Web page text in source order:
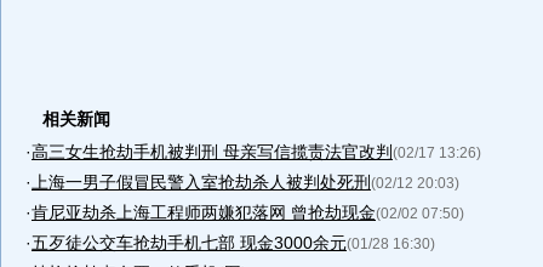
相关新闻
·高三女生抢劫手机被判刑 母亲写信揽责法官改判 (02/17 13:26)
· 上海一男子假冒民警入室抢劫杀人被判处死刑 (02/12 20:03)
·肯尼亚劫杀上海工程师两嫌犯落网 曾抢劫现金(02/02 07:50)
·五歹徒公交车抢劫手机七部 现金3000余元(01/28 16:30)